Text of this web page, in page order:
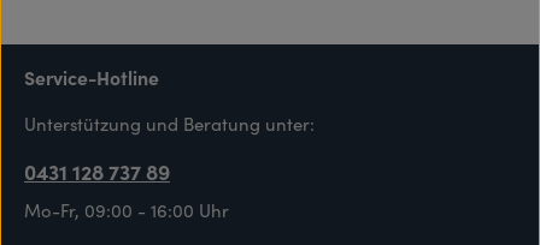
Service-Hotline
Unterstützung und Beratung unter:
0431 128 737 89
Mo-Fr, 09:00 - 16:00 Uhr